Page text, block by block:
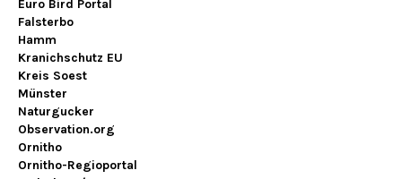
Euro Bird Portal
Falsterbo
Hamm
Kranichschutz EU
Kreis Soest
Münster
Naturgucker
Observation.org
Ornitho
Ornitho-Regioportal